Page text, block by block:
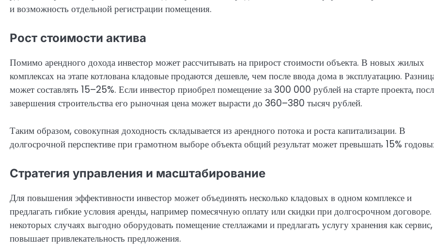
и возможность отдельной регистрации помещения.
Рост стоимости актива
Помимо арендного дохода инвестор может рассчитывать на прирост стоимости объекта. В новых жилых
комплексах на этапе котлована кладовые продаются дешевле, чем после ввода дома в эксплуатацию.
может составлять 15–25%. Если инвестор приобрел помещение за 300 000 рублей на старте проекта,
завершения строительства его рыночная цена может вырасти до 360–380 тысяч рублей.
Таким образом, совокупная доходность складывается из арендного потока и роста капитализации. В
долгосрочной перспективе при грамотном выборе объекта общий результат может превышать 15%
Стратегия управления и масштабирование
Для повышения эффективности инвестор может объединять несколько кладовых в одном комплексе и
предлагать гибкие условия аренды, например помесячную оплату или скидки при долгосрочном
некоторых случаях выгодно оборудовать помещение стеллажами и предлагать услугу хранения как
повышает привлекательность предложения.